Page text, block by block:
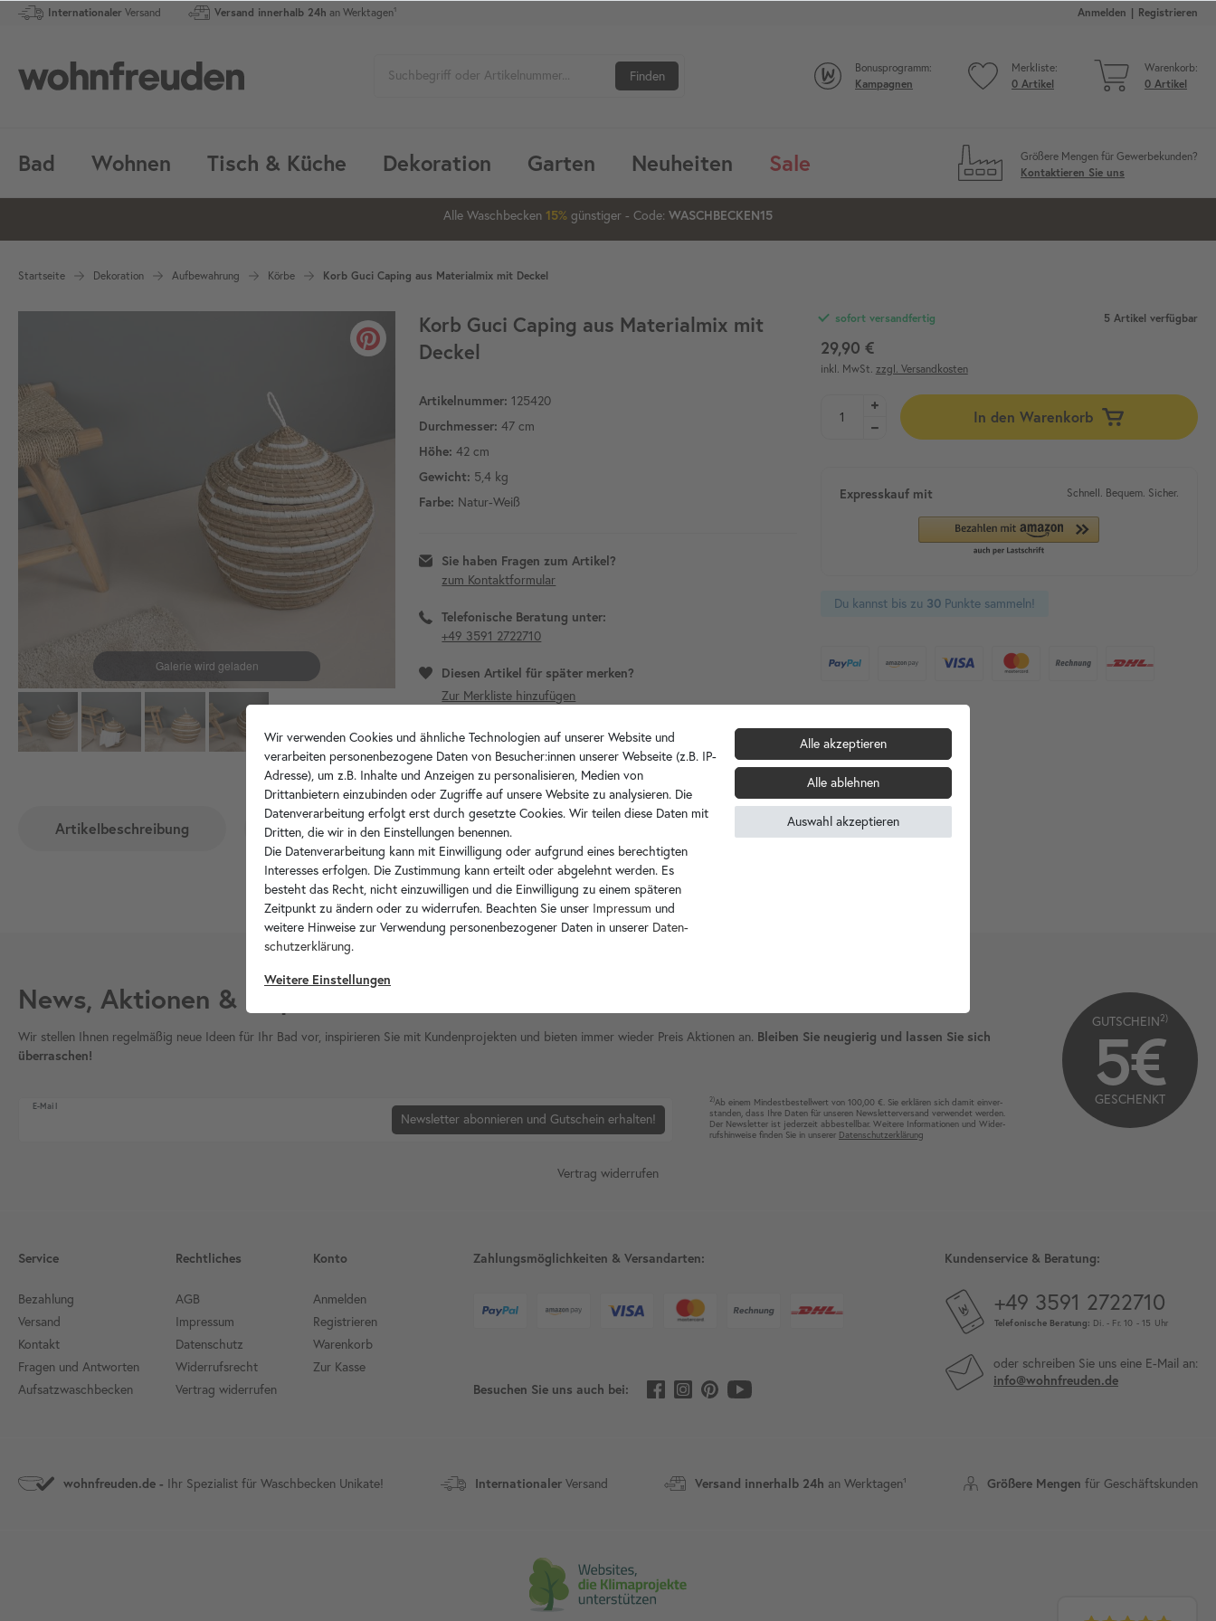
Internationaler Versand Versand innerhalb 24h an Werktagen¹ Anmelden Registrieren
Bonusprogramm:
Kampagnen
Merkliste:
0 Artikel
Warenkorb:
0 Artikel
Finden
Bad Wohnen Tisch & Küche Dekoration Garten Neuheiten Sale
Größere Mengen für Gewerbekunden?
Kontaktieren Sie uns
1 12 58 17
Alle Waschbecken 15% günstiger - Code: WASCHBECKEN15
20%
Startseite Dekoration Aufbewahrung Körbe Korb Guci Caping aus Materialmix mit Deckel
Korb Guci Caping aus Materialmix mit
Deckel
Artikelnummer: 125420
Durchmesser: 47 cm
Höhe: 42 cm
Gewicht: 5,4 kg
Farbe: Natur-Weiß
Sie haben Fragen zum Artikel?
zum Kontaktformular
Telefonische Beratung unter:
+49 3591 2722710
Diesen Artikel für später merken?
5 Artikel verfügbar
sofort versandfertig
29,90 €
inkl. MwSt. zzgl. Versandkosten
In den Warenkorb
Expresskauf mit Schnell. Bequem. Sicher.
Du kannst bis zu 30Punkte sammeln!
Artikelbeschreibung Hersteller-Info
wohnfreuden.de - Ihr Spezialist für Waschbecken Unikate! InternationalerVersand Versand innerhalb 24h an Werktagen¹ Größere Mengen für Geschäftskunden
News, Aktionen & Inspiration
Wir stellen Ihnen regelmäßig neue Ideen für Ihr Bad vor, inspirieren Sie mit Kundenprojekten und bieten immer wieder Preis Aktionen an. Bleiben Sie neugierig und lassen Sie sich
überraschen!
E-Mail
Newsletter Honig
Newsletter abonnieren und Gutschein erhalten!
2)Ab einem Mindest­bestell­wert von 100,00 €. Sie erklären sich damit ein­ver­
standen, dass Ihre Da­ten für unseren News­letter­versand ver­wen­det werden.
Der News­letter ist jeder­zeit ab­bestel­lbar. Weitere Infor­mationen und Wider­
rufshin­weise finden Sie in unserer Daten­schutz­erklärung
GUTSCHEIN2)
5€
GESCHENKT
Vertrag widerrufen
Service
Bezahlung
Versand
Kontakt
Fragen und Antworten
Aufsatzwaschbecken
Rechtliches
AGB
Impressum
Datenschutz
Widerrufsrecht
Vertrag widerrufen
Konto
Anmelden
Registrieren
Warenkorb
Zur Kasse
Zahlungsmöglichkeiten & Versandarten:
Besuchen Sie uns auch bei:
Kundenservice & Beratung:
+49 3591 2722710
Telefonische Beratung: Di. - Fr. 10 - 15 Uhr
oder schreiben Sie uns eine E-Mail an:
info@wohnfreuden.de
Wir verwenden Cookies und ähnliche Technologien auf unserer Website und
verarbeiten personenbezogene Daten von Besucher:innen unserer Webseite (z.B. IP-
Adresse), um z.B. Inhalte und Anzeigen zu personalisieren, Medien von
Drittanbietern einzubinden oder Zugriffe auf unsere Website zu analysieren. Die
Datenverarbeitung erfolgt erst durch gesetzte Cookies. Wir teilen diese Daten mit
Dritten, die wir in den Einstellungen benennen.
Die Datenverarbeitung kann mit Einwilligung oder aufgrund eines berechtigten
Interesses erfolgen. Die Zustimmung kann erteilt oder abgelehnt werden. Es
besteht das Recht, nicht einzuwilligen und die Einwilligung zu einem späteren
Zeitpunkt zu ändern oder zu widerrufen. Beachten Sie unser Impressum und
weitere Hinweise zur Verwendung personenbezogener Daten in unserer Daten­
schutz­erklärung.
Weitere Einstellungen
Alle akzeptieren
Alle ablehnen
Auswahl akzeptieren